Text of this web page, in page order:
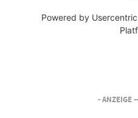
Powered by
- ANZEIGE -